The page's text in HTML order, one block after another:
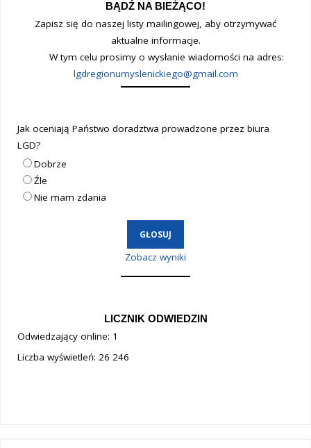
BĄDŹ NA BIEŻĄCO!
Zapisz się do naszej listy mailingowej, aby otrzymywać
aktualne informacje.
W tym celu prosimy o wysłanie wiadomości na adres:
lgdregionumyslenickiego@gmail.com
Jak oceniają Państwo doradztwa prowadzone przez biura
LGD?
Dobrze
Źle
Nie mam zdania
Zobacz wyniki
LICZNIK ODWIEDZIN
Odwiedzający online: 1
Liczba wyświetleń: 26 246